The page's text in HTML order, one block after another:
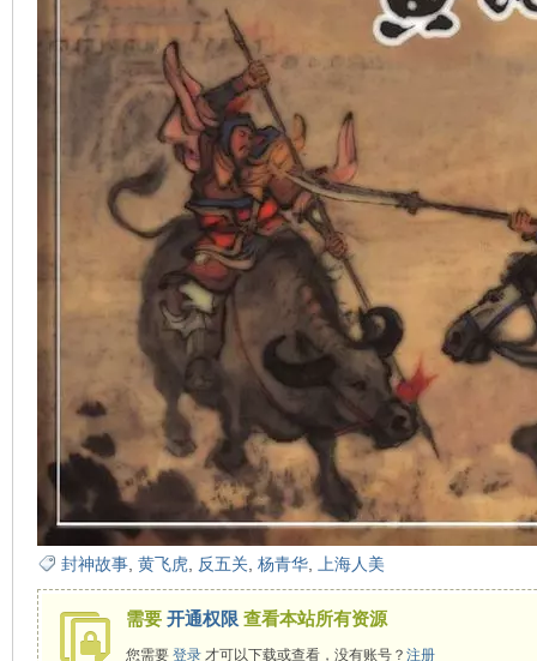
封神故事, 黄飞虎, 反五关, 杨青华, 上海人美
需要 开通权限 查看本站所有资源
您需要 登录才可以下载或查看，没有账号？ 注册